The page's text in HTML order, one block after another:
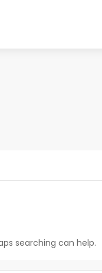
searching can help.